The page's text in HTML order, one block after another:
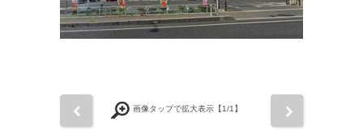
画像タップで拡大表示【1/1】